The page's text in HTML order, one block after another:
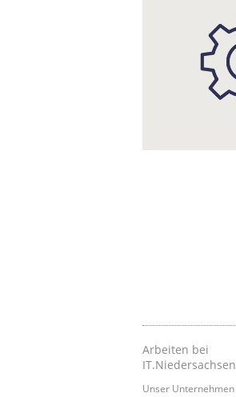
Arbeiten bei
IT.Niedersachsen
Unser Unternehmen